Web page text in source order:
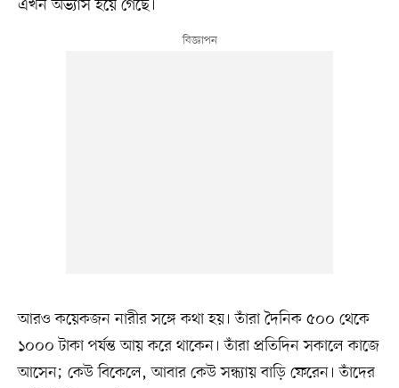
এখন অভ্যাস হয়ে গেছে।
আরও কয়েকজন নারীর সঙ্গে কথা হয়। তাঁরা দৈনিক ৫০০ থেকে
১০০০ টাকা পর্যন্ত আয় করে থাকেন। তাঁরা প্রতিদিন সকালে কাজে
আসেন; কেউ বিকেলে, আবার কেউ সন্ধ্যায় বাড়ি ফেরেন। তাঁদের